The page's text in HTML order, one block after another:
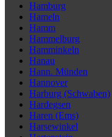
Hamburg
Hameln
Hamm
Hammelburg
Hamminkeln
Hanau
Hann. Münden
Hannover
Harburg (Schwaben)
Hardegsen
Haren (Ems)
Harsewinkel